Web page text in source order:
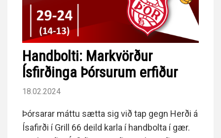
Handbolti: Markvörður
Ísfirðinga Þórsurum erfiður
18.02.2024
Þórsarar máttu sætta sig við tap gegn Herði á
Ísafirði í Grill 66 deild karla í handbolta í gær.